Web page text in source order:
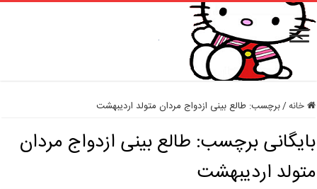
خانه/برچسب:طالع بینی ازدواج مردان متولد اردیبهشت
بایگانی برچسب: طالع بینی ازدواج مردان
متولد اردیبهشت